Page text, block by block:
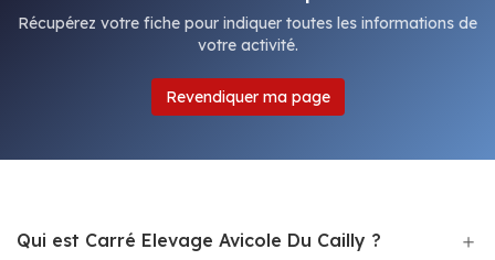
Récupérez votre fiche pour indiquer toutes les informations de
votre activité.
Revendiquer ma page
Qui est Carré Elevage Avicole Du Cailly ?